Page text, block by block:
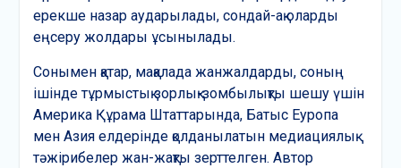
ерекше назар аударылады, сондай-ақ оларды
еңсеру жолдары ұсынылады.
Сонымен қатар, мақалада жанжалдарды, соның
ішінде тұрмыстық зорлық-зомбылықты шешу үшін
Америка Құрама Штаттарында, Батыс Еуропа
мен Азия елдерінде қолданылатын медиациялық
тәжірибелер жан-жақты зерттелген. Автор